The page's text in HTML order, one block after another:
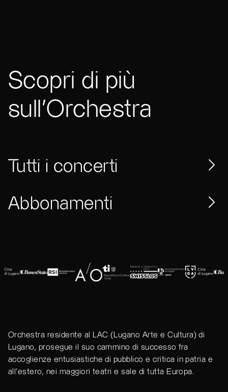
Scopri di più
sull'Orchestra
Tutti i concerti
Abbonamenti
Orchestra residente al LAC (Lugano Arte e Cultura) di
Lugano, prosegue il suo cammino di successo fra
accoglienze entusiastiche di pubblico e critica in patria e
all'estero, nei maggiori teatri e sale di tutta Europa.